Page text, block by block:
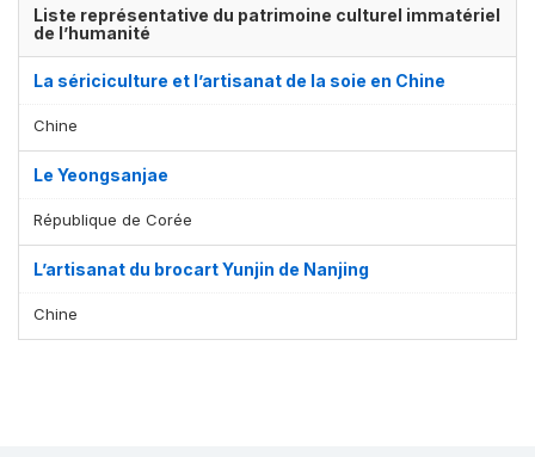
Affichage par
Liste représentative du patrimoine culturel immatériel
de l’humanité
La sériciculture et l’artisanat de la soie en Chine
Chine
Le Yeongsanjae
République de Corée
L’artisanat du brocart Yunjin de Nanjing
Chine